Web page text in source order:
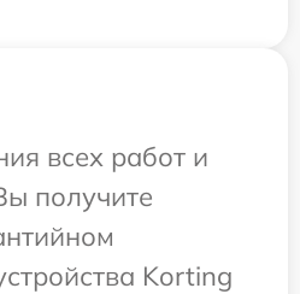
всех работ и
получите
Korting